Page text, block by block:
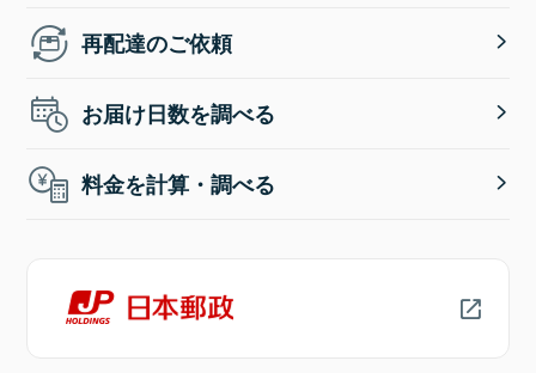
再配達のご依頼
お届け日数を調べる
料金を計算・調べる